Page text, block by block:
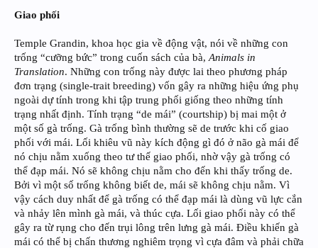
Giao phối
Temple Grandin, khoa học gia về động vật, nói về những con
trống “cưỡng bức” trong cuốn sách của bà, Animals in
Translation. Những con trống này được lai theo phương pháp
đơn trạng (single-trait breeding) vốn gây ra những hiệu ứng phụ
ngoài dự tính trong khi tập trung phối giống theo những tính
trạng nhất định. Tính trạng “de mái” (courtship) bị mai một ở
một số gà trống. Gà trống bình thường sẽ de trước khi cố giao
phối với mái. Lối khiêu vũ này kích động gì đó ở não gà mái để
nó chịu nằm xuống theo tư thế giao phối, nhờ vậy gà trống có
thể đạp mái. Nó sẽ không chịu nằm cho đến khi thấy trống de.
Bởi vì một số trống không biết de, mái sẽ không chịu nằm. Vì
vậy cách duy nhất để gà trống có thể đạp mái là dùng vũ lực cắn
và nhảy lên mình gà mái, và thúc cựa. Lối giao phối này có thể
gây ra từ rụng cho đến trụi lông trên lưng gà mái. Điều khiến gà
mái có thể bị chấn thương nghiêm trọng vì cựa đâm và phải chữa